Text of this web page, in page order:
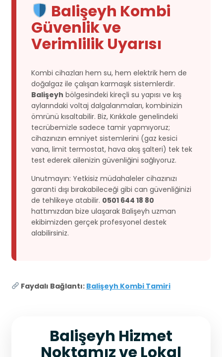
Balişeyh Kombi
Güvenlik ve
Verimlilik Uyarısı
Kombi cihazları hem su, hem elektrik hem de
doğalgaz ile çalışan karmaşık sistemlerdir.
Balişeyh bölgesindeki kireçli su yapısı ve kış
aylarındaki voltaj dalgalanmaları, kombinizin
ömrünü kısaltabilir. Biz, Kırıkkale genelindeki
tecrübemizle sadece tamir yapmıyoruz;
cihazınızın emniyet sistemlerini (gaz kesici
vana, limit termostat, hava akış şalteri) tek tek
test ederek ailenizin güvenliğini sağlıyoruz.
Unutmayın: Yetkisiz müdahaleler cihazınızı
garanti dışı bırakabileceği gibi can güvenliğinizi
de tehlikeye atabilir. 0501 644 18 80
hattımızdan bize ulaşarak Balişeyh uzman
ekibimizden gerçek profesyonel destek
alabilirsiniz.
Faydalı Bağlantı: Balişeyh Kombi Tamiri
Balişeyh Hizmet
Noktamız ve Lokal